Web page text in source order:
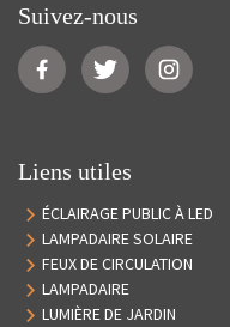
Suivez-nous
Liens utiles
ÉCLAIRAGE PUBLIC À LED
LAMPADAIRE SOLAIRE
FEUX DE CIRCULATION
LAMPADAIRE
LUMIÈRE DE JARDIN